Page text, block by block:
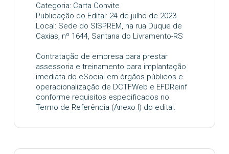
Categoria: Carta Convite
Publicação do Edital: 24 de julho de 2023
Local: Sede do SISPREM, na rua Duque de
Caxias, nº 1644, Santana do Livramento-RS
Contratação de empresa para prestar
assessoria e treinamento para implantação
imediata do eSocial em órgãos públicos e
operacionalização de DCTFWeb e EFDReinf
conforme requisitos especificados no
Termo de Referência (Anexo I) do edital.